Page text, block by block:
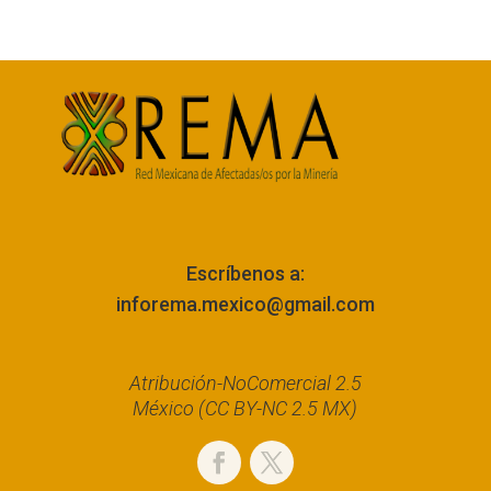
Escríbenos a:
inforema.mexico@gmail.com
Atribución-NoComercial 2.5
México (CC BY-NC 2.5 MX)